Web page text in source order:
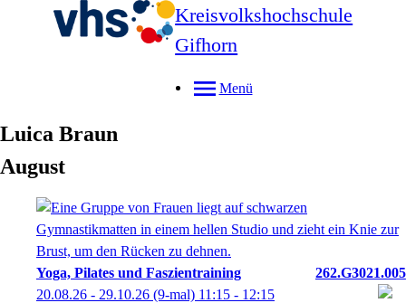
Kreisvolkshochschule
Gifhorn
Menü
Luica Braun
August
Yoga, Pilates und Faszientraining
262.G3021.005
20.08.26 - 29.10.26 (9-mal) 11:15 - 12:15